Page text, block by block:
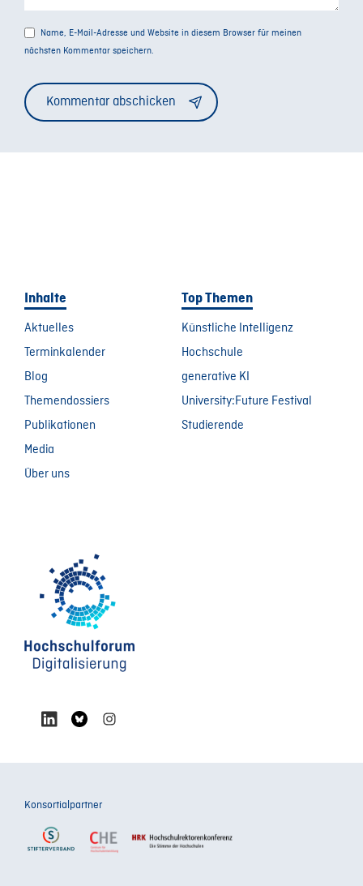
Name, E-Mail-Adresse und Website in diesem Browser für meinen
nächsten Kommentar speichern.
Inhalte
Aktuelles
Terminkalender
Blog
Themendossiers
Publikationen
Media
Über uns
Top Themen
Künstliche Intelligenz
Hochschule
generative KI
University:Future Festival
Studierende
Konsortialpartner